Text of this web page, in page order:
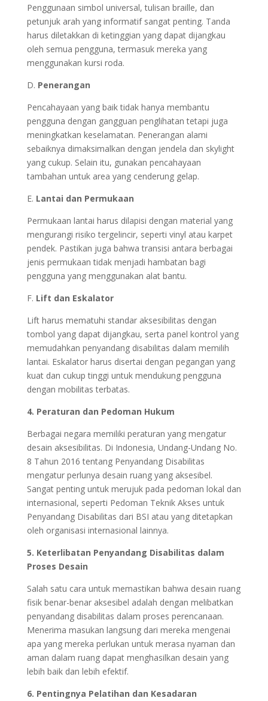
Penggunaan simbol universal, tulisan braille, dan
petunjuk arah yang informatif sangat penting. Tanda
harus diletakkan di ketinggian yang dapat dijangkau
oleh semua pengguna, termasuk mereka yang
menggunakan kursi roda.
D. Penerangan
Pencahayaan yang baik tidak hanya membantu
pengguna dengan gangguan penglihatan tetapi juga
meningkatkan keselamatan. Penerangan alami
sebaiknya dimaksimalkan dengan jendela dan skylight
yang cukup. Selain itu, gunakan pencahayaan
tambahan untuk area yang cenderung gelap.
E. Lantai dan Permukaan
Permukaan lantai harus dilapisi dengan material yang
mengurangi risiko tergelincir, seperti vinyl atau karpet
pendek. Pastikan juga bahwa transisi antara berbagai
jenis permukaan tidak menjadi hambatan bagi
pengguna yang menggunakan alat bantu.
F. Lift dan Eskalator
Lift harus mematuhi standar aksesibilitas dengan
tombol yang dapat dijangkau, serta panel kontrol yang
memudahkan penyandang disabilitas dalam memilih
lantai. Eskalator harus disertai dengan pegangan yang
kuat dan cukup tinggi untuk mendukung pengguna
dengan mobilitas terbatas.
4. Peraturan dan Pedoman Hukum
Berbagai negara memiliki peraturan yang mengatur
desain aksesibilitas. Di Indonesia, Undang-Undang No.
8 Tahun 2016 tentang Penyandang Disabilitas
mengatur perlunya desain ruang yang aksesibel.
Sangat penting untuk merujuk pada pedoman lokal dan
internasional, seperti Pedoman Teknik Akses untuk
Penyandang Disabilitas dari BSI atau yang ditetapkan
oleh organisasi internasional lainnya.
5. Keterlibatan Penyandang Disabilitas dalam
Proses Desain
Salah satu cara untuk memastikan bahwa desain ruang
fisik benar-benar aksesibel adalah dengan melibatkan
penyandang disabilitas dalam proses perencanaan.
Menerima masukan langsung dari mereka mengenai
apa yang mereka perlukan untuk merasa nyaman dan
aman dalam ruang dapat menghasilkan desain yang
lebih baik dan lebih efektif.
6. Pentingnya Pelatihan dan Kesadaran